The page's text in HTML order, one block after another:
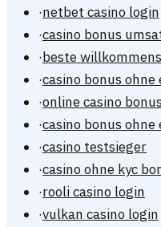
·netbet casino login
·casino bonus
·beste
·casino bonus
·online casino bonus
·casino bonus
·casino testsieger
·casino ohne kyc
·rooli casino login
·vulkan casino login